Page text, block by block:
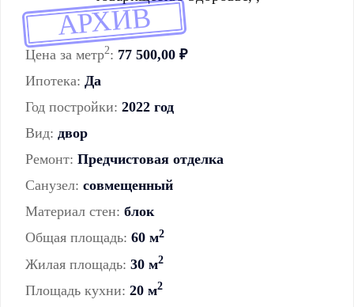
АРХИВ
Цена за метр2: 77 500,00 ₽
Ипотека: Да
Год постройки: 2022 год
Вид: двор
Ремонт: Предчистовая отделка
Санузел: совмещенный
Материал стен: блок
Общая площадь: 60 м2
Жилая площадь: 30 м2
Площадь кухни: 20 м2